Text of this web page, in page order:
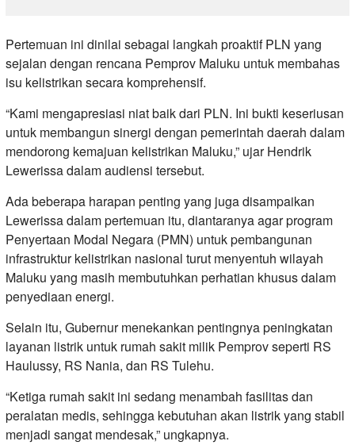
Pertemuan ini dinilai sebagai langkah proaktif PLN yang
sejalan dengan rencana Pemprov Maluku untuk membahas
isu kelistrikan secara komprehensif.
“Kami mengapresiasi niat baik dari PLN. Ini bukti keseriusan
untuk membangun sinergi dengan pemerintah daerah dalam
mendorong kemajuan kelistrikan Maluku,” ujar Hendrik
Lewerissa dalam audiensi tersebut.
Ada beberapa harapan penting yang juga disampaikan
Lewerissa dalam pertemuan itu, diantaranya agar program
Penyertaan Modal Negara (PMN) untuk pembangunan
infrastruktur kelistrikan nasional turut menyentuh wilayah
Maluku yang masih membutuhkan perhatian khusus dalam
penyediaan energi.
Selain itu, Gubernur menekankan pentingnya peningkatan
layanan listrik untuk rumah sakit milik Pemprov seperti RS
Haulussy, RS Nania, dan RS Tulehu.
“Ketiga rumah sakit ini sedang menambah fasilitas dan
peralatan medis, sehingga kebutuhan akan listrik yang stabil
menjadi sangat mendesak,” ungkapnya.